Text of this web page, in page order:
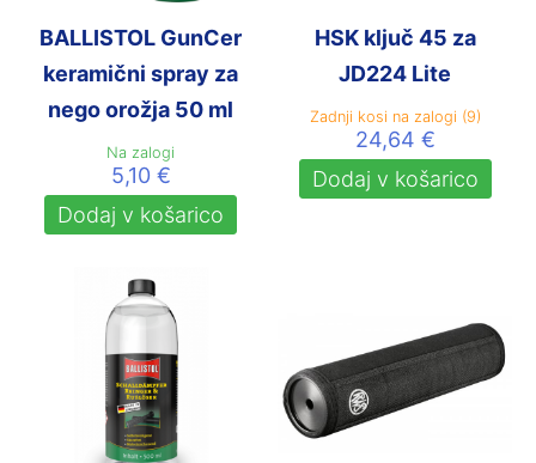
BALLISTOL GunCer
keramični spray za
nego orožja 50 ml
Na zalogi
5,10 €
Dodaj v košarico
HSK ključ 45 za
JD224 Lite
Zadnji kosi na zalogi (9)
24,64 €
Dodaj v košarico